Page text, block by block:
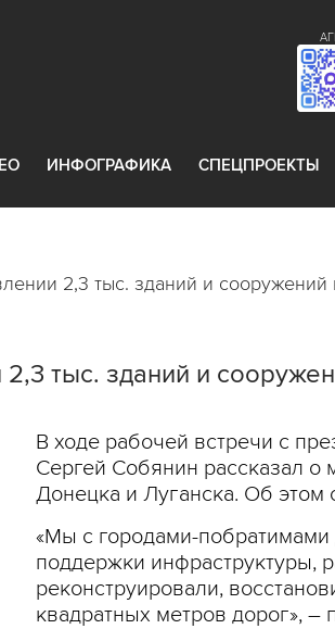
ИНФОГРАФИКА СПЕЦПРОЕКТЫ
2,3 тыс. зданий и
тыс. зданий и
В ходе рабочей встречи с
Сергей Собянин рассказал
Донецка и Луганска. Об этом
«Мы с городами-
поддержки инфраструктуры,
реконструировали,
квадратных метров дорог»,